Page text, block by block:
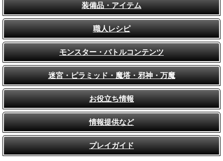
装備品・アイテム
職人レシピ
モンスター・バトルコンテンツ
迷宮・ピラミッド・魔塔・邪神・万魔
お役立ち情報
情報提供など
プレイガイド